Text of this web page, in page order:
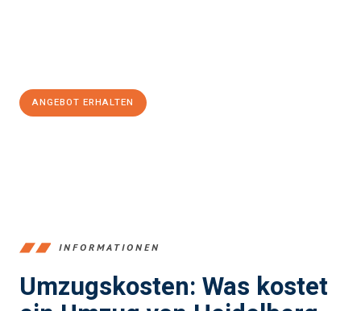
ANGEBOT ERHALTEN
INFORMATIONEN
Umzugskosten: Was kostet